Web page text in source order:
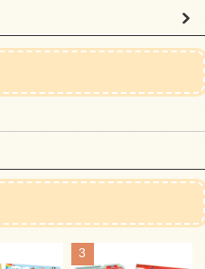
3